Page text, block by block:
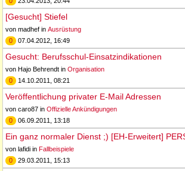
[Gesucht] Stiefel
von madhef in Ausrüstung
0
07.04.2012, 16:49
Gesucht: Berufsschul-Einsatzindikationen
von Hajo Behrendt in Organisation
0
14.10.2011, 08:21
Veröffentlichung privater E-Mail Adressen
von caro87 in Offizielle Ankündigungen
0
06.09.2011, 13:18
Ein ganz normaler Dienst ;) [EH-Erweitert]
von lafidi in Fallbeispiele
0
29.03.2011, 15:13